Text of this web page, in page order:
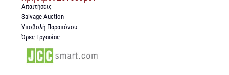
Απαιτήσεις
Salvage Auction
Υποβολή Παραπόνου
Ώρες Εργασίας